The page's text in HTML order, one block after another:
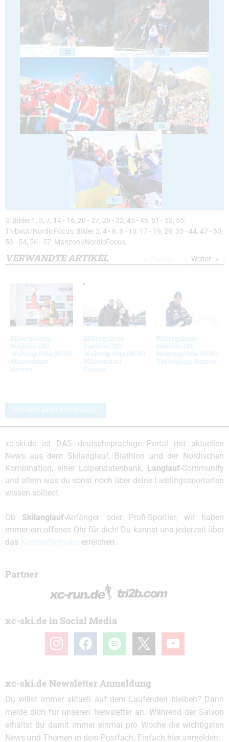
53 54
55 56
57
© Bilder 1, 3, 7, 14 - 16, 20 - 27, 29 - 32, 45 - 46, 51 - 52, 55:
Thibaut/NordicFocus; Bilder 2, 4 - 6, 8 - 13, 17 - 19, 28, 33 - 44, 47 - 50,
53 - 54, 56 - 57: Manzoni/NordicFocus;
VERWANDTE ARTIKEL
Bildergalerie
Biathlon IBU
Weltcup Oslo (NOR)
Massenstart
Herren
Bildergalerie
Biathlon IBU
Weltcup Oslo (NOR)
Massenstart
Frauen
Bildergalerie
Biathlon IBU
Weltcup Oslo (NOR)
Verfolgung Herren
Weiter
Schreibe einen Kommentar
xc-ski.de ist DAS deutschsprachige Portal mit aktuellen
News aus dem Skilanglauf, Biathlon und der Nordischen
Kombination, einer Loipendatenbank,
Langlauf-Community
und allem was du sonst noch über deine Lieblingssportarten
wissen solltest.
Ob Skilanglauf-Anfänger oder Profi-Sportler, wir haben
immer ein offenes Ohr für dich! Du kannst uns jederzeit über
das
erreichen.
Partner
xc-ski.de in Social Media
instagramfacebook spotify youtube
xc-ski.de Newsletter Anmeldung
Du willst immer aktuell auf dem Laufenden bleiben? Dann
melde dich für unseren Newsletter an. Während der Saison
erhältst du damit immer einmal pro Woche die wichtigsten
News und Themen in dein Postfach. Einfach hier anmelden: